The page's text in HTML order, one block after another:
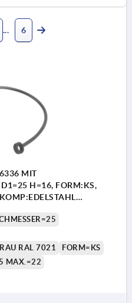
6
MIT
H=16, FORM:KS,
RAL 7021
FORM=KS
MAX.=22